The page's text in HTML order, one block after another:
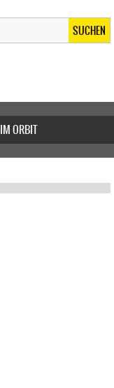
SUCHEN
IM ORBIT